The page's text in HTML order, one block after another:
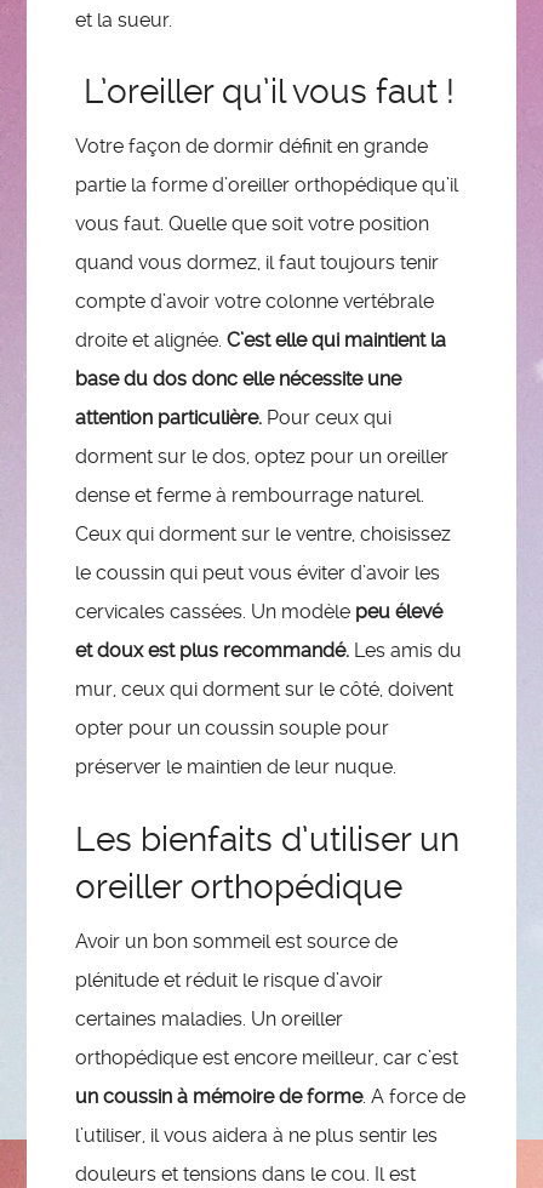
et la sueur.
L’oreiller qu’il vous faut !
Votre façon de dormir définit en grande
partie la forme d’oreiller orthopédique qu’il
vous faut. Quelle que soit votre position
quand vous dormez, il faut toujours tenir
compte d’avoir votre colonne vertébrale
droite et alignée.C’est elle qui maintient la
base du dos donc elle nécessite une
attention particulière. Pour ceux qui
dorment sur le dos, optez pour un oreiller
dense et ferme à rembourrage naturel.
Ceux qui dorment sur le ventre, choisissez
le coussin qui peut vous éviter d’avoir les
cervicales cassées. Un modèle peu élevé
et doux est plus recommandé. Les amis du
mur, ceux qui dorment sur le côté, doivent
opter pour un coussin souple pour
préserver le maintien de leur nuque.
Les bienfaits d’utiliser un
oreiller orthopédique
Avoir un bon sommeil est source de
plénitude et réduit le risque d’avoir
certaines maladies. Un oreiller
orthopédique est encore meilleur, car c’est
un coussin à mémoire de forme. A force de
l’utiliser, il vous aidera à ne plus sentir les
douleurs et tensions dans le cou. Il est